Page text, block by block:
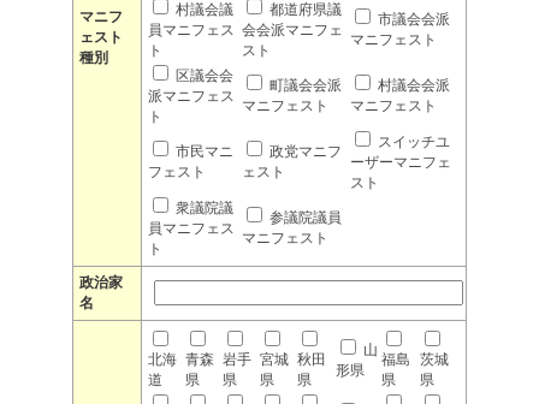
マニフ
ェスト
種別
村議会議
員マニフェス
ト
都道府県議
会会派マニフェ
スト
市議会会派
マニフェスト
区議会会
派マニフェス
ト
町議会会派
マニフェスト
村議会会派
マニフェスト
市民マニ
フェスト
政党マニフ
ェスト
スイッチユ
ーザーマニフェ
スト
衆議院議
員マニフェス
ト
参議院議員
マニフェスト
政治家
名
北海
道
青森
県
岩手
県
宮城
県
秋田
県
山
形県
福島
県
茨城
県